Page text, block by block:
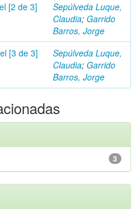
[2 de 3]
Sepúlveda Luque,
Claudia; Garrido
Barros, Jorge
[3 de 3]
Sepúlveda Luque,
Claudia; Garrido
Barros, Jorge
3